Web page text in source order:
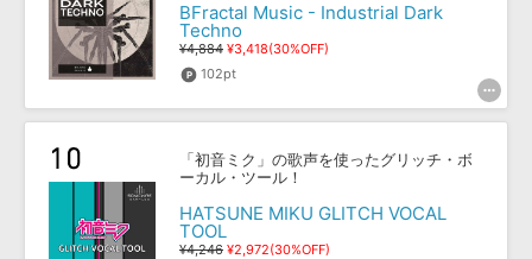
BFractal Music - Industrial Dark
Techno
¥4,884 ¥3,418(30%OFF)
102pt
「初音ミク」の歌声を使ったグリッチ・ボ
ーカル・ツール！
HATSUNE MIKU GLITCH VOCAL
TOOL
¥4,246 ¥2,972(30%OFF)